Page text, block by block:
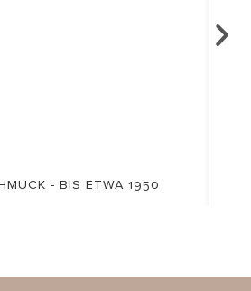
- BIS ETWA 1950